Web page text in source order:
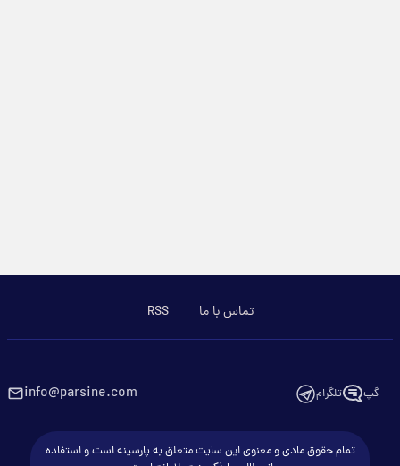
تماس با ما RSS
گپ تلگرام info@parsine.com
تمام حقوق مادی و معنوی این سایت متعلق به پارسینه است و استفاده